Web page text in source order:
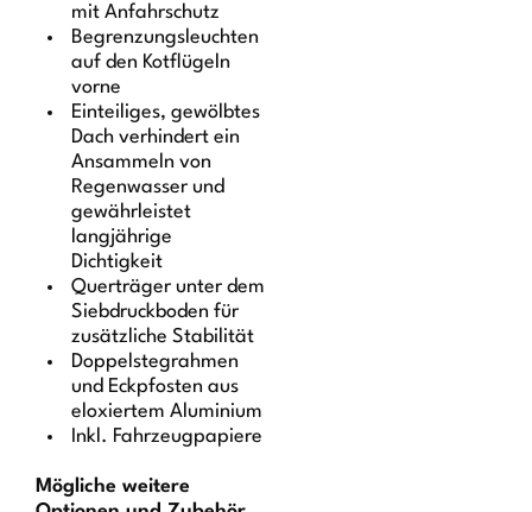
mit Anfahrschutz
Begrenzungsleuchten
auf den Kotflügeln
vorne
Einteiliges, gewölbtes
Dach verhindert ein
Ansammeln von
Regenwasser und
gewährleistet
langjährige
Dichtigkeit
Querträger unter dem
Siebdruckboden für
zusätzliche Stabilität
Doppelstegrahmen
und Eckpfosten aus
eloxiertem Aluminium
Inkl. Fahrzeugpapiere
Mögliche weitere